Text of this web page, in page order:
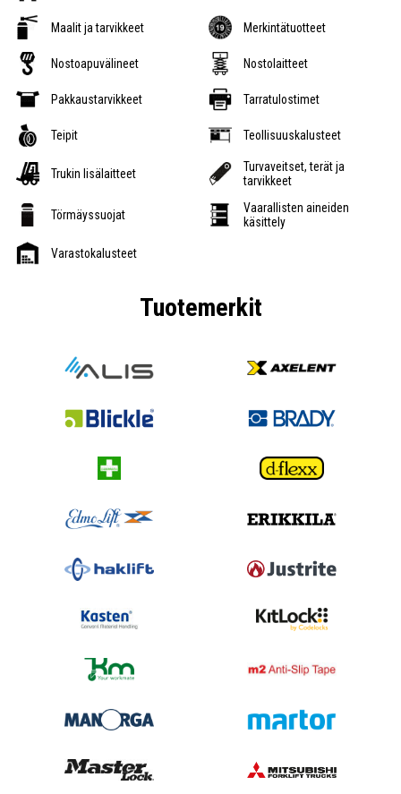
Maalit ja tarvikkeet Merkintätuotteet
Nostoapuvälineet Nostolaitteet
Pakkaustarvikkeet Tarratulostimet
Teipit Teollisuuskalusteet
Trukin lisälaitteet
Turvaveitset, terät ja
tarvikkeet
Törmäyssuojat
Vaarallisten aineiden
käsittely
Varastokalusteet
Tuotemerkit